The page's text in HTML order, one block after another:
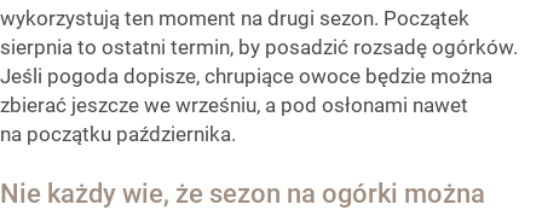
wykorzystują ten moment na drugi sezon. Początek
sierpnia to ostatni termin, by posadzić rozsadę ogórków.
Jeśli pogoda dopisze, chrupiące owoce będzie można
zbierać jeszcze we wrześniu, a pod osłonami nawet
na początku października.
Nie każdy wie, że sezon na ogórki można